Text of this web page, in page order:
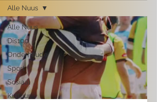
Alle Nuus
Dis100
Onderhoude
Sport
Sosiaal
Kultuur
Alle Nuus